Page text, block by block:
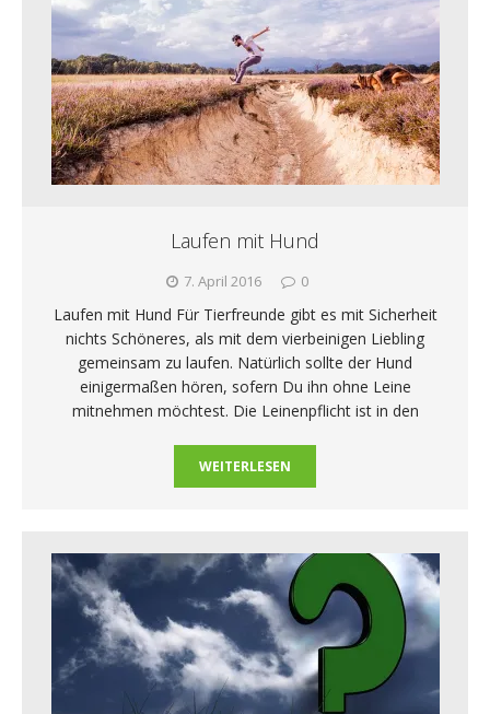
Laufen mit Hund
7. April 2016 0
Laufen mit Hund Für Tierfreunde gibt es mit Sicherheit
nichts Schöneres, als mit dem vierbeinigen Liebling
gemeinsam zu laufen. Natürlich sollte der Hund
einigermaßen hören, sofern Du ihn ohne Leine
mitnehmen möchtest. Die Leinenpflicht ist in den
WEITERLESEN